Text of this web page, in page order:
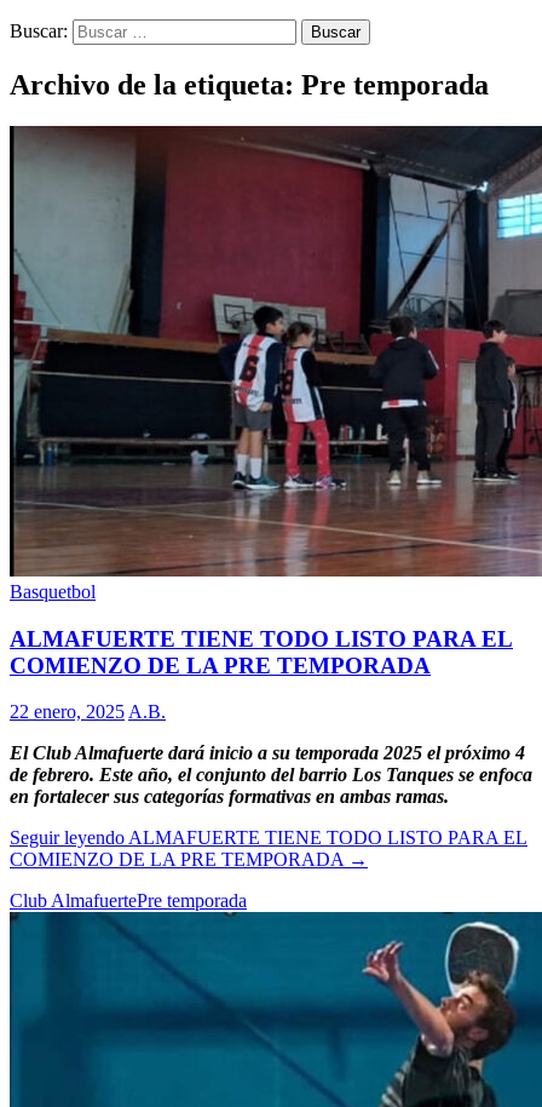
Buscar:
Archivo de la etiqueta: Pre temporada
Basquetbol
ALMAFUERTE TIENE TODO LISTO PARA EL
COMIENZO DE LA PRE TEMPORADA
22 enero, 2025 A.B.
El Club Almafuerte dará inicio a su temporada 2025 el próximo 4
de febrero. Este año, el conjunto del barrio Los Tanques se enfoca
en fortalecer sus categorías formativas en ambas ramas.
Seguir leyendo ALMAFUERTE TIENE TODO LISTO PARA EL
COMIENZO DE LA PRE TEMPORADA →
Club AlmafuertePre temporada